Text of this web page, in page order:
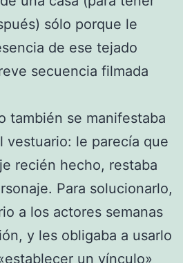
sólo porque le
de ese tejado
secuencia filmada
también se manifestaba
vestuario: le parecía que
recién hecho, restaba
Para solucionarlo,
a los actores semanas
y les obligaba a usarlo
un vínculo»